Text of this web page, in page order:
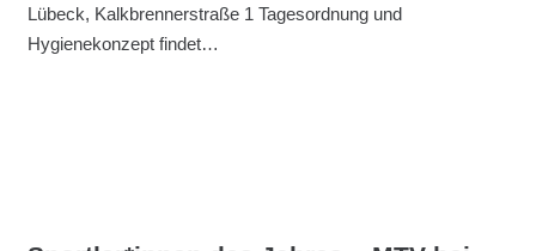
Lübeck, Kalkbrennerstraße 1 Tagesordnung und
Hygienekonzept findet…